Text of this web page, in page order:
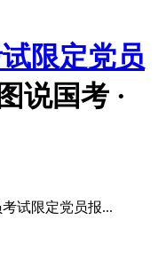
限定党员
图说国考 ·
试限定党员报...